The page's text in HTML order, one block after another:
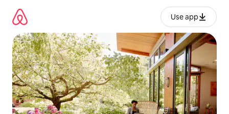
contenido
Use app